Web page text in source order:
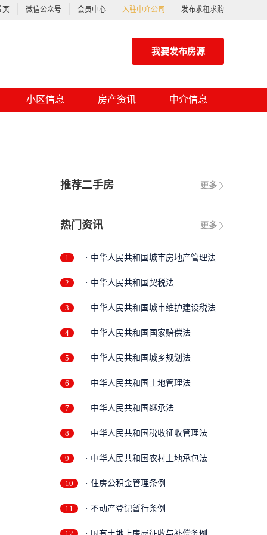
页 微信公众号 会员中心 入驻中介公司 发布求租求购
我要发布房源
小区信息 房产资讯 中介信息
更多
推荐二手房
更多
热门资讯
1 · 中华人民共和国城市房地产管理法
2 · 中华人民共和国契税法
3 · 中华人民共和国城市维护建设税法
4 · 中华人民共和国国家赔偿法
5 · 中华人民共和国城乡规划法
6 · 中华人民共和国土地管理法
7 · 中华人民共和国继承法
8 · 中华人民共和国税收征收管理法
9 · 中华人民共和国农村土地承包法
10 · 住房公积金管理条例
11 · 不动产登记暂行条例